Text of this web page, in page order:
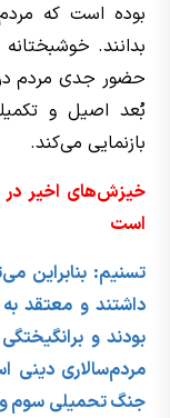
بوده است که
بدانند.
حضور جدی مردم
بُعد اصیل و
بازنمایی می‌کند.
خیزش‌های اخیر در
است
تسنیم: بنابراین
داشتند و معتقد
بودند و
مردم‌سالاری دینی
جنگ تحمیلی سوم